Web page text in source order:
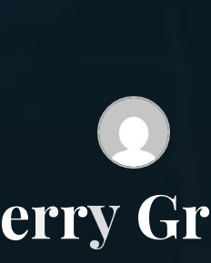
erry Gr